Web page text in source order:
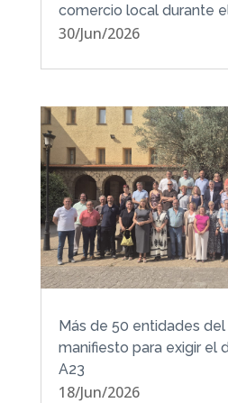
comercio local durante
30/Jun/2026
Más de 50 entidades del
manifiesto para exigir el
A23
18/Jun/2026